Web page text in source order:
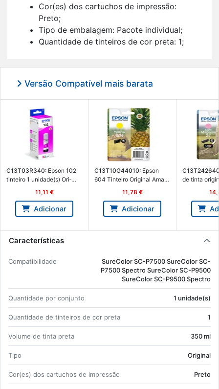
Cor(es) dos car­tu­chos de im­pressão:
Preto;
Tipo de em­ba­lagem: Pa­cote in­di­vi­dual;
Quan­ti­dade de tin­teiros de cor preta: 1;
1 uni­dade(s).
Versão Compatível mais barata
C13T03R340: Epson 102
tin­teiro 1 uni­dade(s) Ori­
ginal Ma­genta - Epson
C13T03R340
11,11 €
Adicionar
C13T10G44010: Epson
604 Tin­teiro Ori­ginal Ama­
relo - C13T10G44010 -
Epson C13T10G44010
11,78 €
Adicionar
de tinta
T2426 (24)
Características
Com­pa­ti­bi­li­dade
Su­re­Color SC-P7500 Su­re­Color SC-
P7500 Spectro Su­re­Color SC-P9500
Su­re­Color SC-P9500 Spectro
Quan­ti­dade por con­junto 1 uni­dade(s)
Quan­ti­dade de tin­teiros de cor preta 1
Vo­lume de tinta preta 350 ml
Tipo Ori­ginal
Cor(es) dos car­tu­chos de im­pressão Preto